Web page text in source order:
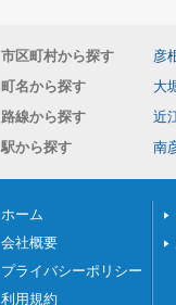
市区町村から探す 彦
町名から探す
大
路線から探す
近
駅から探す
南
ホーム
会社概要
プライバシーポリシー
利用規約